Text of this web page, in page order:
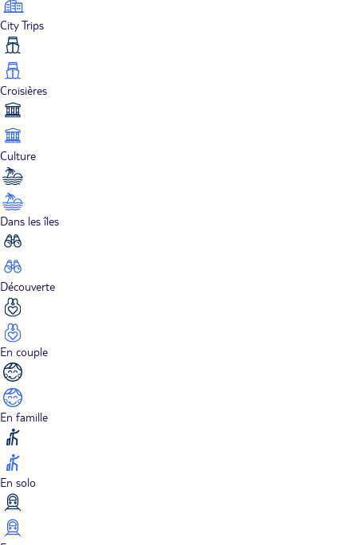
City Trips
Croisières
Culture
Dans les îles
Découverte
En couple
En famille
En solo